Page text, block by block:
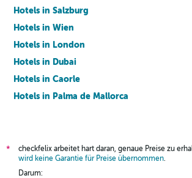
Hotels in Salzburg
Hotels in Wien
Hotels in London
Hotels in Dubai
Hotels in Caorle
Hotels in Palma de Mallorca
*
checkfelix arbeitet hart daran, genaue Preise zu
wird keine Garantie für Preise übernommen.
Darum: